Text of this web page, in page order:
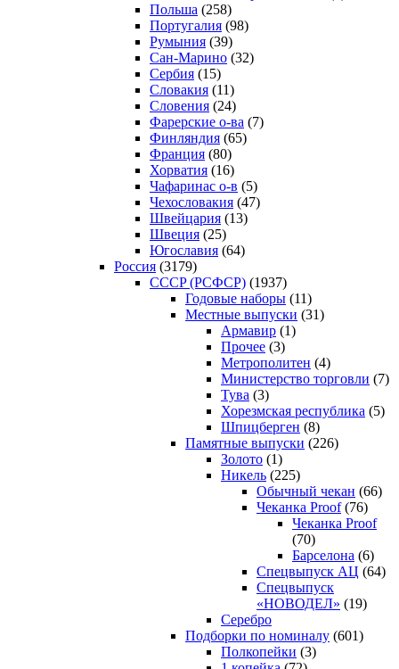
Польша (258)
Португалия (98)
Румыния (39)
Сан-Марино (32)
Сербия (15)
Словакия (11)
Словения (24)
Фарерские о-ва (7)
Финляндия (65)
Франция (80)
Хорватия (16)
Чафаринас о-в (5)
Чехословакия (47)
Швейцария (13)
Швеция (25)
Югославия (64)
Россия (3179)
CCCP (РСФСР) (1937)
Годовые наборы (11)
Местные выпуски (31)
Армавир (1)
Прочее (3)
Метрополитен (4)
Министерство торговли (7)
Тува (3)
Хорезмская республика (5)
Шпицберген (8)
Памятные выпуски (226)
Золото (1)
Никель (225)
Обычный чекан (66)
Чеканка Proof(76)
Чеканка Proof
(70)
Барселона (6)
Спецвыпуск АЦ (64)
Спецвыпуск
«НОВОДЕЛ» (19)
Серебро
Подборки по номиналу (601)
Полкопейки (3)